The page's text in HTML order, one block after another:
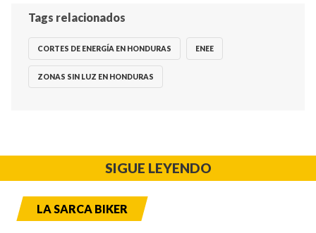
Tags relacionados
CORTES DE ENERGÍA EN HONDURAS ENEE
ZONAS SIN LUZ EN HONDURAS
SIGUE LEYENDO
LA SARCA BIKER